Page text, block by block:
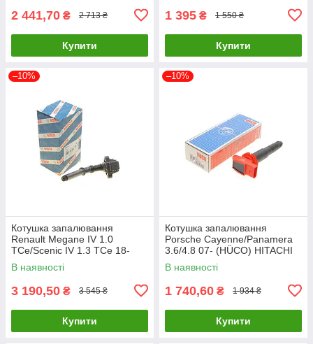
2 441,70 ₴ 2 713 ₴
Купити
1 395 ₴ 1 550 ₴
Купити
–10%
Котушка запалювання
Renault Megane IV 1.0
TCe/Scenic IV 1.3 TCe 18-
BOSCH 0 986 221 130 UA61
В наявності
3 190,50 ₴ 3 545 ₴
Купити
–10%
Котушка запалювання
Porsche Cayenne/Panamera
3.6/4.8 07- (HÜCO) HITACHI
133958 UA61
В наявності
1 740,60 ₴ 1 934 ₴
Купити